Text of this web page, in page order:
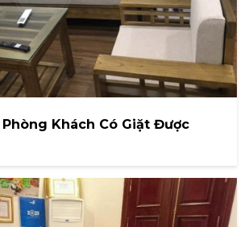
Khách Có Giặt Được